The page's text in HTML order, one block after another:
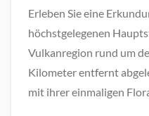
Erleben Sie eine
höchstgelegenen
Vulkanregion rund um
Kilometer entfernt
mit ihrer einmaligen